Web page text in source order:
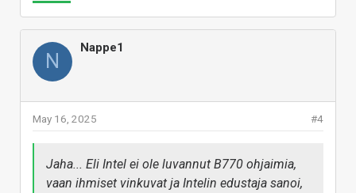
N
Nappe1
#4
May 16, 2025
Jaha... Eli Intel ei ole luvannut B770 ohjaimia,
vaan ihmiset vinkuvat ja Intelin edustaja sanoi,